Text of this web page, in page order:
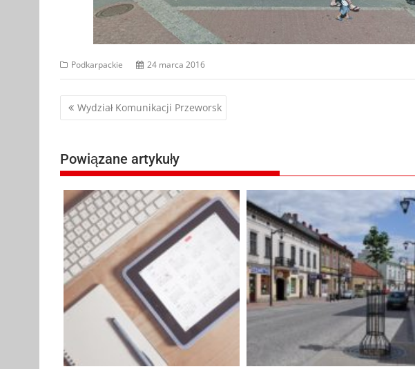
Podkarpackie 24 marca 2016
Nawigacja
Wydział Komunikacji Przeworsk
Powiązane artykuły